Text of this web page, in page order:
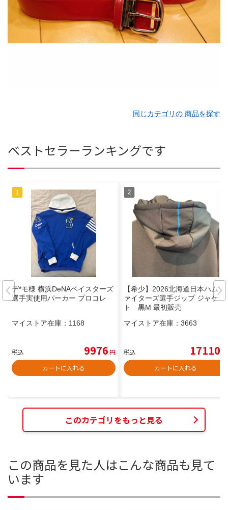
同じカテゴリの 商品を探す
ベストセラーランキングです
デ*モ様 横浜DeNAベイスターズ
選手実使用パーカー プロコレ
マイストア在庫： 1168
税込 9976円
カートに入れる
【希少】2026北海道日本ハムフ
ァイターズ選手ジップ ジャケッ
ト 黒M 最初販売
マイストア在庫： 3663
税込 17110
カートに入れる
このカテゴリをもっと見る
この商品を見た人はこんな商品も見て
います